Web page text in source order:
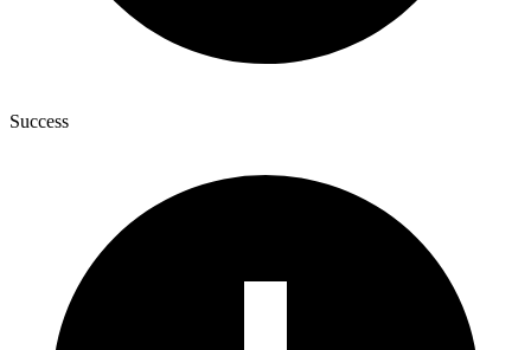
Success